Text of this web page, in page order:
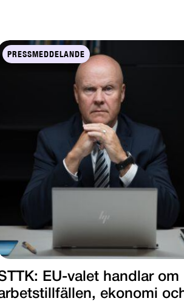
PRESSMEDDELANDE
EU-valet handlar om
ekonomi